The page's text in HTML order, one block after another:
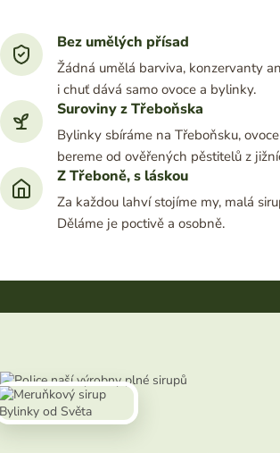
Bez umělých přísad
Žádná umělá barviva, konzervanty
i chuť dává samo ovoce a bylinky.
Suroviny z Třeboňska
Bylinky sbíráme na Třeboňsku,
bereme od ověřených pěstitelů z
Z Třeboně, s láskou
Za každou lahví stojíme my, malá
Děláme je poctivě a osobně.